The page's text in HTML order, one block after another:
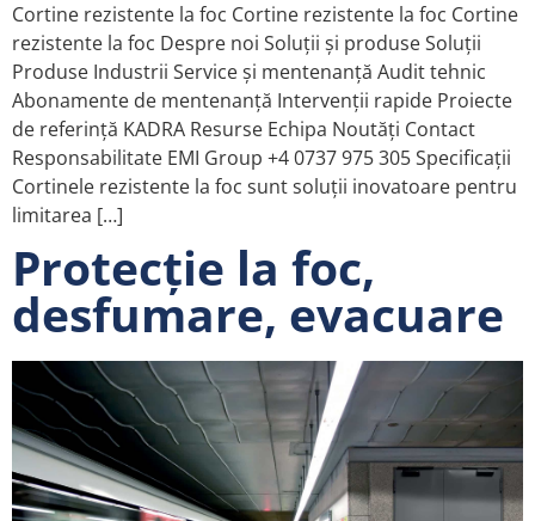
Cortine rezistente la foc Cortine rezistente la foc Cortine
rezistente la foc Despre noi Soluții și produse Soluții
Produse Industrii Service și mentenanță Audit tehnic
Abonamente de mentenanță Intervenții rapide Proiecte
de referință KADRA Resurse Echipa Noutăți Contact
Responsabilitate EMI Group +4 0737 975 305 Specificații
Cortinele rezistente la foc sunt soluții inovatoare pentru
limitarea […]
Protecție la foc,
desfumare, evacuare